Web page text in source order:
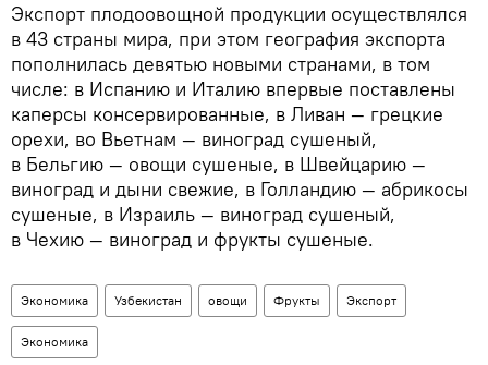
Экспорт плодоовощной продукции осуществлялся
в 43 страны мира, при этом география экспорта
пополнилась девятью новыми странами, в том
числе: в Испанию и Италию впервые поставлены
каперсы консервированные, в Ливан — грецкие
орехи, во Вьетнам — виноград сушеный,
в Бельгию — овощи сушеные, в Швейцарию —
виноград и дыни свежие, в Голландию — абрикосы
сушеные, в Израиль — виноград сушеный,
в Чехию — виноград и фрукты сушеные.
Экономика Узбекистан овощи Фрукты Экспорт
Экономика